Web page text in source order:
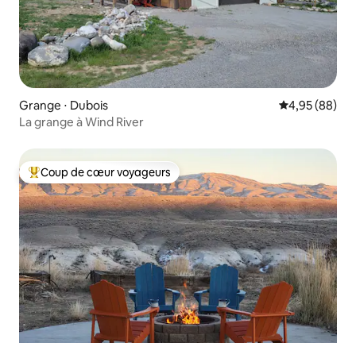
Grange ⋅ Dubois Évaluation
4,95 (88)
La grange à Wind River
Coups de cœur voyageurs les plus appréciés
Coup de cœur voyageurs